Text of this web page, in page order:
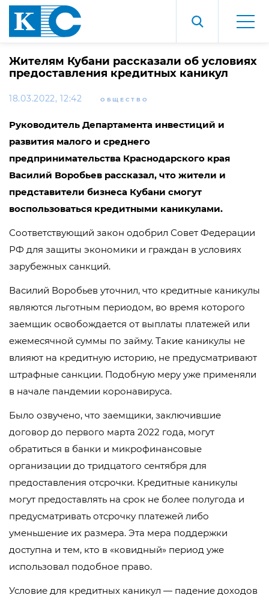
Жителям Кубани рассказали об условиях
предоставления кредитных каникул
18.03.2022, 12:42 ОБЩЕСТВО
Руководитель Департамента инвестиций и
развития малого и среднего
предпринимательства Краснодарского края
Василий Воробьев рассказал, что жители и
представители бизнеса Кубани смогут
воспользоваться кредитными каникулами.
Соответствующий закон одобрил Совет Федерации
РФ для защиты экономики и граждан в условиях
зарубежных санкций.
Василий Воробьев уточнил, что кредитные каникулы
являются льготным периодом, во время которого
заемщик освобождается от выплаты платежей или
ежемесячной суммы по займу. Такие каникулы не
влияют на кредитную историю, не предусматривают
штрафные санкции. Подобную меру уже применяли
в начале пандемии коронавируса.
Было озвучено, что заемщики, заключившие
договор до первого марта 2022 года, могут
обратиться в банки и микрофинансовые
организации до тридцатого сентября для
предоставления отсрочки. Кредитные каникулы
могут предоставлять на срок не более полугода и
предусматривать отсрочку платежей либо
уменьшение их размера. Эта мера поддержки
доступна и тем, кто в «ковидный» период уже
использовал подобное право.
Условие для кредитных каникул — падение доходов